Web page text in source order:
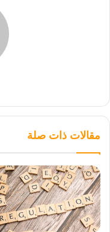
مقالات ذات صلة